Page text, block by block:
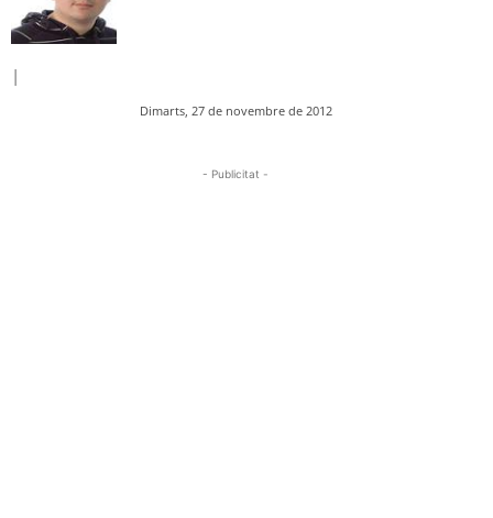
|
Dimarts, 27 de novembre de 2012
- Publicitat -